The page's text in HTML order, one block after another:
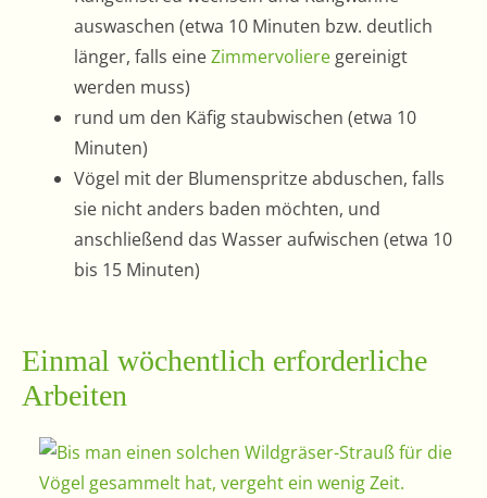
auswaschen (etwa 10 Minuten bzw. deutlich
länger, falls eineZimmervoliere gereinigt
werden muss)
rund um den Käfig staubwischen (etwa 10
Minuten)
Vögel mit der Blumenspritze abduschen, falls
sie nicht anders baden möchten, und
anschließend das Wasser aufwischen (etwa 10
bis 15 Minuten)
Einmal wöchentlich erforderliche
Arbeiten